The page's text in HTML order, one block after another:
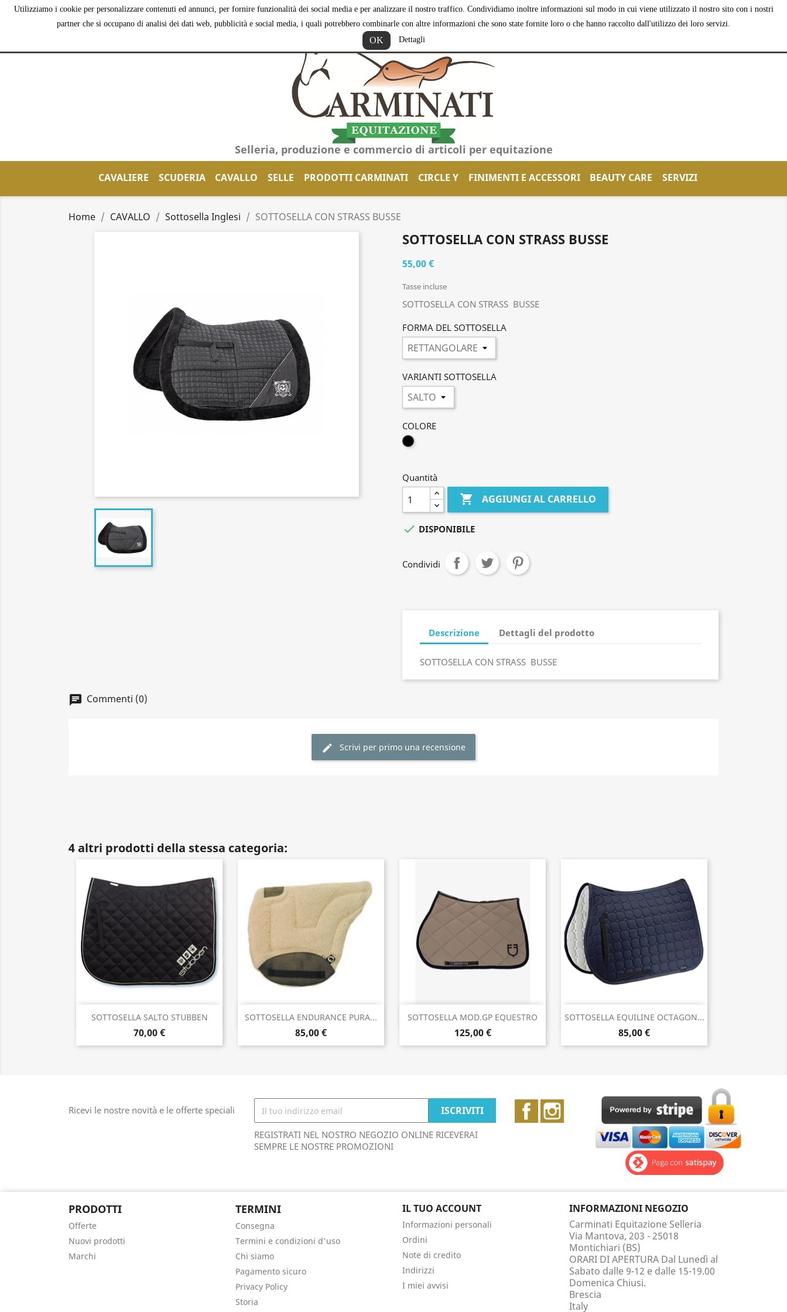
Utilizziamo i cookie per personalizzare contenuti ed annunci, per fornire funzionalità dei social media e per analizzare il nostro traffico. Condividiamo inoltre informazioni sul modo in cui viene utilizzato il nostro sito con i nostri
partner che si occupano di analisi dei dati web, pubblicità e social media, i quali potrebbero combinarle con altre informazioni che sono state fornite loro o che hanno raccolto dall'utilizzo dei loro servizi.
OK Dettagli
 Accedi shopping_cart Carrello(0)
Selleria, produzione e commercio di articoli per equitazione
CAVALIERE SCUDERIA CAVALLO SELLE PRODOTTI CARMINATI CIRCLE Y FINIMENTI E ACCESSORI BEAUTY CARE SERVIZI
Home CAVALLO Sottosella Inglesi SOTTOSELLA CON STRASS BUSSE
SOTTOSELLA CON STRASS BUSSE
55,00 €
Tasse incluse
SOTTOSELLA CON STRASS BUSSE
FORMA DEL SOTTOSELLA
VARIANTI SOTTOSELLA
COLORE
NERO
Quantità
 AGGIUNGI AL CARRELLO
 DISPONIBILE
Condividi
Descrizione Dettagli del prodotto
SOTTOSELLA CON STRASS BUSSE
Commenti (0)
Scrivi per primo una recensione
4 altri prodotti della stessa categoria:
SOTTOSELLA SALTO STUBBEN
70,00 €
Anteprima SOTTOSELLA ENDURANCE PURA...
85,00 €
Anteprima SOTTOSELLA MOD.GP EQUESTRO
125,00 €
Anteprima
SOTTOSELLA EQUILINE OCTAGON...
85,00 €
 Anteprima
Ricevi le nostre novità e le offerte speciali
REGISTRATI NEL NOSTRO NEGOZIO ONLINE RICEVERAI
SEMPRE LE NOSTRE PROMOZIONI
Facebook
PRODOTTI
Offerte
Nuovi prodotti
Marchi
TERMINI
Consegna
Termini e condizioni d'uso
Chi siamo
Pagamento sicuro
Privacy Policy
Storia
IL TUO ACCOUNT
Informazioni personali
Ordini
Note di credito
Indirizzi
I miei avvisi
INFORMAZIONI NEGOZIO
Carminati Equitazione Selleria
Via Mantova, 203 - 25018
Montichiari (BS)
ORARI DI APERTURA Dal Lunedì al
Sabato dalle 9-12 e dalle 15-19.00
Domenica Chiusi.
Brescia
Italy